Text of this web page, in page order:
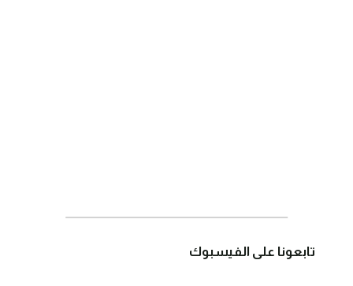
تابعونا على الفيسبوك